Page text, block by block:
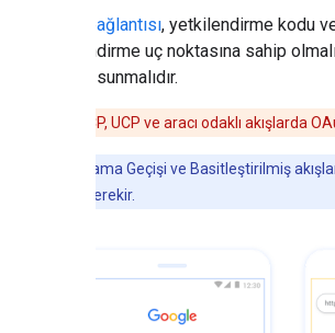
OAuth bağlantısı, yetkilendirme kodu
yetkilendirme uç noktasına sahip
noktası sunmalıdır.
MCP, UCP ve aracı odaklı akışlarda
Uygulama Geçişi ve Basitleştirilmiş
uygulanması gerekir.